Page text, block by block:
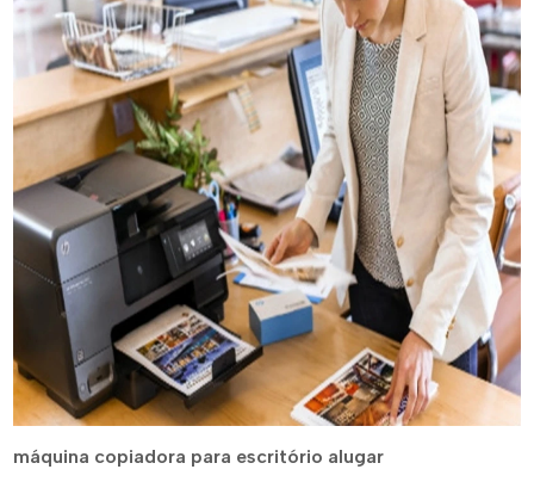
máquina copiadora para escritório alugar